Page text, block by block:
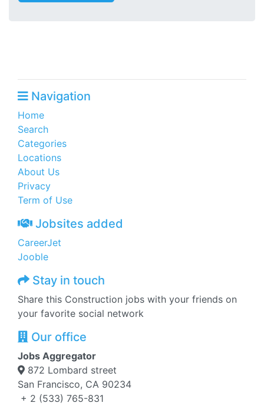
Navigation
Home
Search
Categories
Locations
About Us
Privacy
Term of Use
Jobsites added
CareerJet
Jooble
Stay in touch
Share this Construction jobs with your friends on
your favorite social network
Our office
Jobs Aggregator
872 Lombard street
San Francisco, CA 90234
+ 2 (533) 765-831